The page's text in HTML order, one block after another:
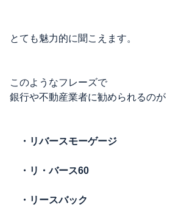
とても魅力的に聞こえます。
このようなフレーズで
銀行や不動産業者に勧められるのが
・リバースモーゲージ
・リ・バース60
・リースバック